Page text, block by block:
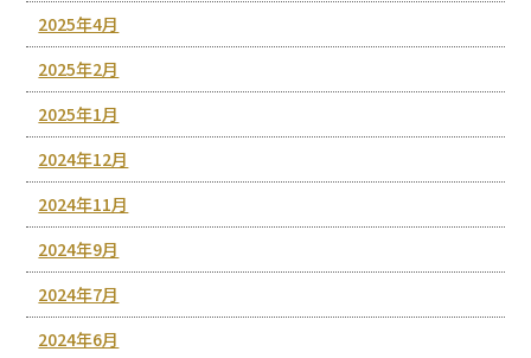
2025年4月
2025年2月
2025年1月
2024年12月
2024年11月
2024年9月
2024年7月
2024年6月